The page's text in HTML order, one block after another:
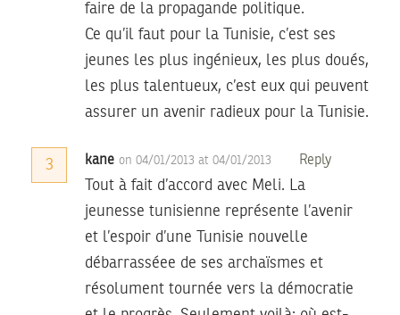
faire de la propagande politique.
Ce qu’il faut pour la Tunisie, c’est ses
jeunes les plus ingénieux, les plus doués,
les plus talentueux, c’est eux qui peuvent
assurer un avenir radieux pour la Tunisie.
3 kane on 04/01/2013 at 04/01/2013 Reply
Tout à fait d’accord avec Meli. La
jeunesse tunisienne représente l’avenir
et l’espoir d’une Tunisie nouvelle
débarrasséee de ses archaïsmes et
résolument tournée vers la démocratie